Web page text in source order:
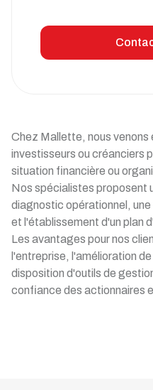
Chez Mallette, nous venons
investisseurs ou créanciers
situation financière ou
Nos spécialistes proposent
diagnostic opérationnel,
et l'établissement d'un plan
Les avantages pour nos
l'entreprise, l'amélioration
disposition d'outils de
confiance des actionnaires